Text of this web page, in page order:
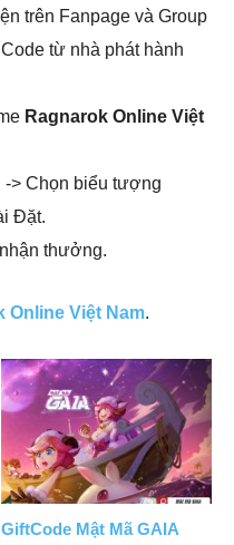
trên Fanpage và Group
từ nhà phát hành
Ragnarok Online Việt
> Chọn biểu tượng
Đặt.
thưởng.
Online Việt Nam.
GiftCode Mật Mã GAIA